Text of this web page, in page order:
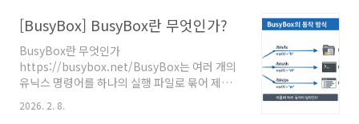
product.kyobobook.co.kr 레어(RARE) 리
더십은 뛰어난 전략이나 카리스마보다 감정적 성
숙도에 초점을 둔다.이 책에서 말하는 리더십의
핵심은 “상황이 흔들릴수록 더 차분해지는 능
력”이다.리더가 먼저 안정되면, 팀도 안정된
다.RARE는 네 가지 요소의 약자다.Remain
[BusyBox] BusyBox란 무엇인가?
BusyBox란 무엇인가
https://busybox.net/BusyBox는 여러 개의
유닉스 명령어를 하나의 실행 파일로 묶어 제공
하는 경량 유틸리티 모음이다.ls, cp, mv, ps, sh
같은 기본 명령어들이 각각 따로 존재하는 대신,
2026. 2. 8.